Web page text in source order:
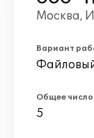
Москва,
Вариант
Общее
5